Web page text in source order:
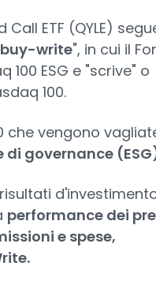
ETF (QYLE)
write", in cui il
100 ESG e "scrive" o
100.
che vengono
governance
performance dei
e spese,